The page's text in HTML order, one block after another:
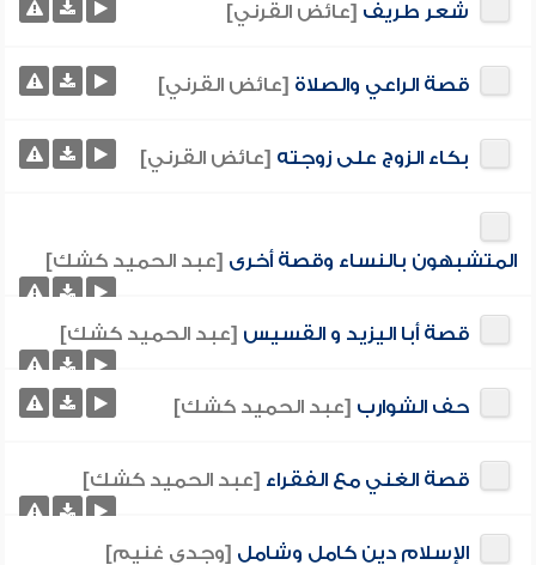
شعر طريف [عائض القرني]
قصة الراعي والصلاة [عائض القرني]
بكاء الزوج على زوجته [عائض القرني]
المتشبهون بالنساء وقصة أخرى [عبد الحميد كشك]
قصة أبا اليزيد و القسيس [عبد الحميد كشك]
حف الشوارب [عبد الحميد كشك]
قصة الغني مع الفقراء [عبد الحميد كشك]
الإسلام دين كامل وشامل [وجدي غنيم]